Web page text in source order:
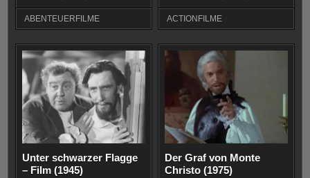
ABENTEUERFILME ACTIONFILME
Unter schwarzer Flagge
– Film (1945)
Der Graf von Monte
Christo (1975)